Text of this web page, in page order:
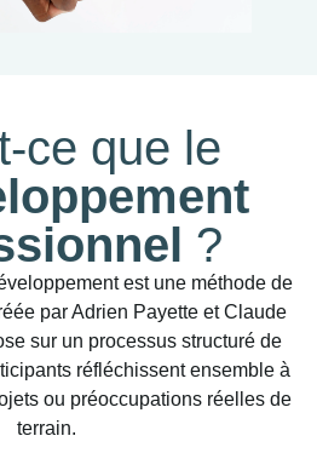
ce que le
?
est une méthode de
par Adrien Payette et Claude
sur un processus structuré de
réfléchissent ensemble à
ou préoccupations réelles de
terrain.